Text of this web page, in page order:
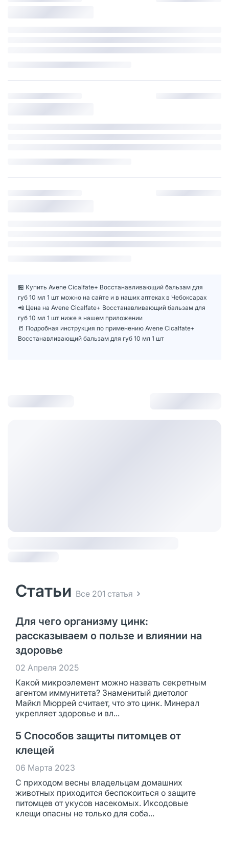
🏪 Купить Avene Cicalfate+ Восстанавливающий бальзам для
губ 10 мл 1 шт можно на сайте и в наших аптеках в Чебоксарах
📲 Цена на Avene Cicalfate+ Восстанавливающий бальзам для
губ 10 мл 1 шт ниже в нашем приложении
📒 Подробная инструкция по применению Avene Cicalfate+
Восстанавливающий бальзам для губ 10 мл 1 шт
Статьи Все 201 статья
Для чего организму цинк:
рассказываем о пользе и влиянии на
здоровье
02 Апреля 2025
Какой микроэлемент можно назвать секретным
агентом иммунитета? Знаменитый диетолог
Майкл Мюррей считает, что это цинк. Минерал
укрепляет здоровье и вл...
5 Способов защиты питомцев от
клещей
06 Марта 2023
С приходом весны владельцам домашних
животных приходится беспокоиться о защите
питомцев от укусов насекомых. Иксодовые
клещи опасны не только для соба...